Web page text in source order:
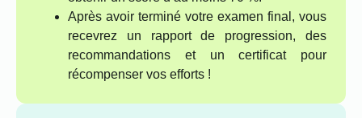
Après avoir terminé votre examen final, vous
recevrez un rapport de progression, des
recommandations et un certificat pour
récompenser vos efforts !